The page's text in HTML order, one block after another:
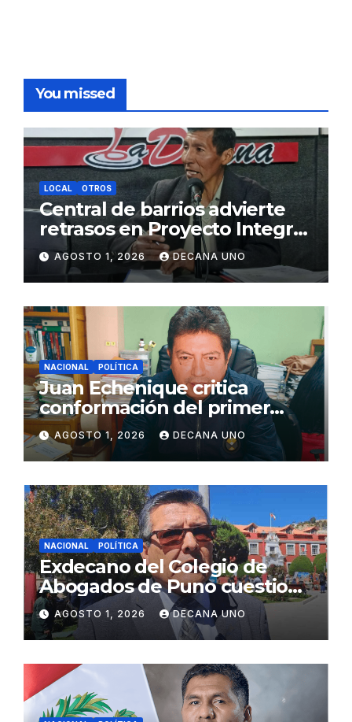
You missed
LOCAL OTROS
Central de barrios advierte
retrasos en Proyecto Integral
de Agua y Alcantarillado para
Juliaca
AGOSTO 1, 2026 DECANA UNO
NACIONAL POLÍTICA
Juan Echenique critica
conformación del primer
gabinete ministerial de Keiko
Fujimori
AGOSTO 1, 2026 DECANA UNO
NACIONAL POLÍTICA
Exdecano del Colegio de
Abogados de Puno cuestiona
propuestas sobre seguridad
ciudadana
AGOSTO 1, 2026 DECANA UNO